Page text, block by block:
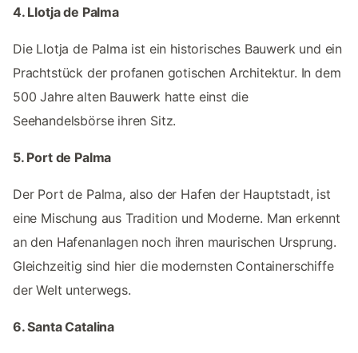
4. Llotja de Palma
Die Llotja de Palma ist ein historisches Bauwerk und ein
Prachtstück der profanen gotischen Architektur. In dem
500 Jahre alten Bauwerk hatte einst die
Seehandelsbörse ihren Sitz.
5. Port de Palma
Der Port de Palma, also der Hafen der Hauptstadt, ist
eine Mischung aus Tradition und Moderne. Man erkennt
an den Hafenanlagen noch ihren maurischen Ursprung.
Gleichzeitig sind hier die modernsten Containerschiffe
der Welt unterwegs.
6. Santa Catalina